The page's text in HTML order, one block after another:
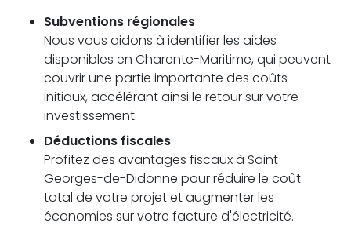
Subventions régionales
Nous vous aidons à identifier les aides
disponibles en Charente-Maritime, qui peuvent
couvrir une partie importante des coûts
initiaux, accélérant ainsi le retour sur votre
investissement.
Déductions fiscales
Profitez des avantages fiscaux à Saint-
Georges-de-Didonne pour réduire le coût
total de votre projet et augmenter les
économies sur votre facture d'électricité.